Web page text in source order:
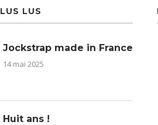
LUS
Jockstrap made in France
14 mai 2025
Huit ans !